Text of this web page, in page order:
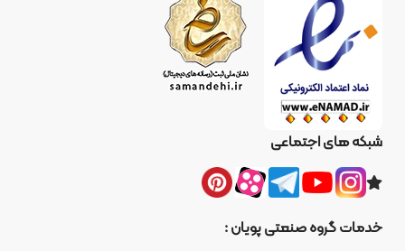
شبکه های اجتماعی
خدمات گروه صنعتی پویان :